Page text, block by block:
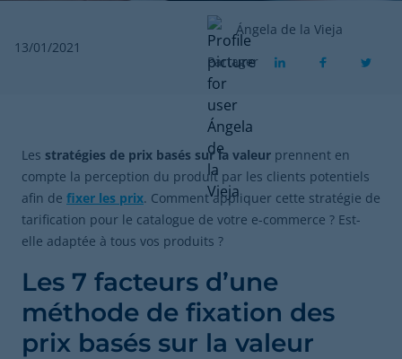
13/01/2021
Ángela de la Vieja
Partager
Les stratégies de prix basés sur la valeur prennent en
compte la perception du produit par les clients potentiels
afin de fixer les prix. Comment appliquer cette stratégie de
tarification pour le catalogue de votre e-commerce ? Est-
elle adaptée à tous vos produits ?
Les 7 facteurs d’une
méthode de fixation des
prix basés sur la valeur